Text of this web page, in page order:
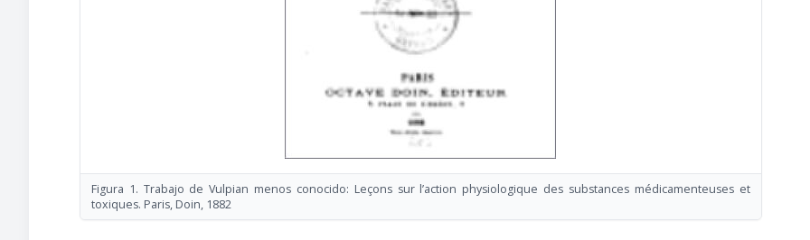
Figura 1. Trabajo de Vulpian menos conocido: Leçons sur l’action physiologique des substances médicamenteuses et
toxiques. Paris, Doin, 1882